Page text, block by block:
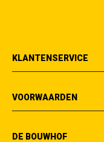
KLANTENSERVICE
VOORWAARDEN
DE BOUWHOF